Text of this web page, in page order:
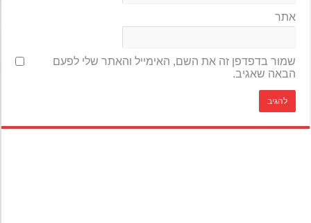
אתר
שמור בדפדפן זה את השם, האימייל והאתר שלי לפעם
הבאה שאגיב.